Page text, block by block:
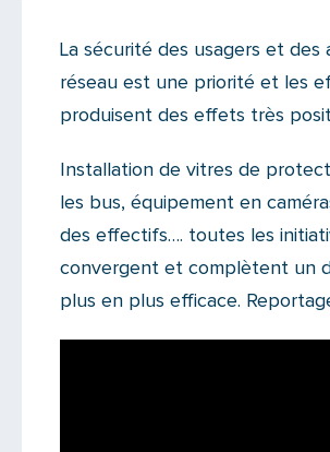
Il n'y a aucun commentaire...
Ajoutez le vôtre
La sécurité des usagers et des
réseau est une priorité et les
produisent des effets très
Installation de vitres de
les bus, équipement en
des effectifs…. toutes les
convergent et complètent un
plus en plus efficace.